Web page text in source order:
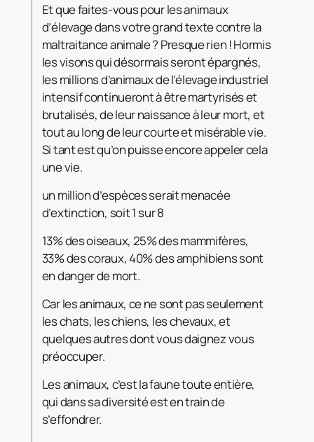
Et que faites-vous pour les animaux
d’élevage dans votre grand texte contre la
maltraitance animale ? Presque rien ! Hormis
les visons qui désormais seront épargnés,
les millions d’animaux de l’élevage industriel
intensif continueront à être martyrisés et
brutalisés, de leur naissance à leur mort, et
tout au long de leur courte et misérable vie.
Si tant est qu’on puisse encore appeler cela
une vie.
un million d’espèces serait menacée
d’extinction, soit 1 sur 8
13% des oiseaux, 25% des mammifères,
33% des coraux, 40% des amphibiens sont
en danger de mort.
Car les animaux, ce ne sont pas seulement
les chats, les chiens, les chevaux, et
quelques autres dont vous daignez vous
préoccuper.
Les animaux, c’est la faune toute entière,
qui dans sa diversité est en train de
s’effondrer.